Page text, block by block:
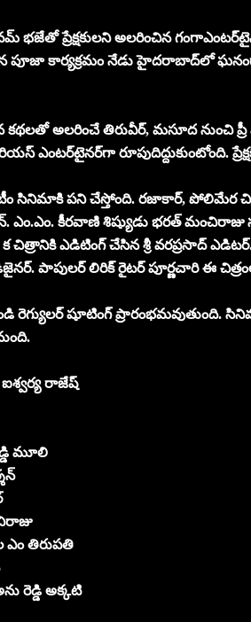
భజేతో ప్రేక్షకులని అలరించిన
పూజా కార్యక్రమం నేడు హైదరాబాద్‌లో
కథలతో అలరించే తిరువీర్, మసూద నుంచి
ఎంటర్‌టైనర్‌గా రూపుదిద్దుకుంటోంది.
సినిమాకి పని చేస్తోంది. రజాకార్, పోలిమేర
కీరవాణి శిష్యుడు భరత్ మంచిరాజు
క చిత్రానికి ఎడిటింగ్ చేసిన శ్రీ వరప్రసాద్
పాపులర్ లిరిక్ రైటర్ పూర్ణచారి ఈ
రెగ్యులర్ షూటింగ్
రాజేష్
మూలి
ఎం తిరుపతి
రెడ్డి అక్కటి